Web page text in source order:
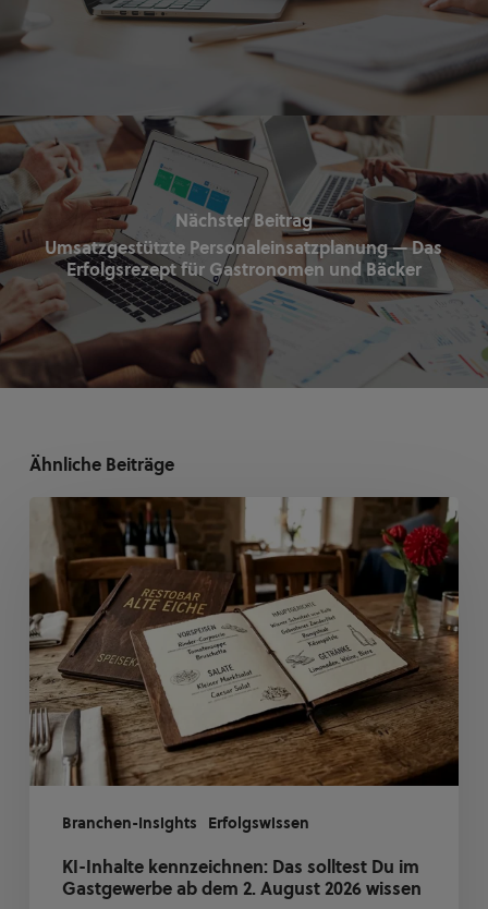
Nächster Beitrag
Umsatzgestützte Personaleinsatzplanung — Das
Erfolgsrezept für Gastronomen und Bäcker
Ähnliche Beiträge
Branchen-Insights Erfolgswissen
KI-
Inhalte
kennzeichnen:
Das
solltest
Du
im
Gastgewerbe
ab
dem
2.
August
wissenKI-Inhalte kennzeichnen: Das solltest Du im
Gastgewerbe ab dem 2. August 2026 wissen